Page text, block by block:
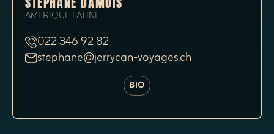
AMERIQUE LATINE
022 346 92 82
stephane@jerrycan-voyages.ch
BIO